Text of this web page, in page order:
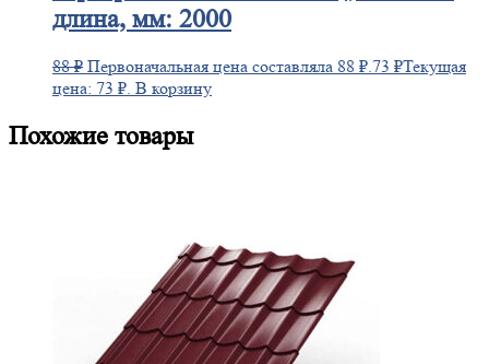
длина, мм: 2000
88₽ Первоначальная цена составляла 88 ₽.73 ₽Текущая
цена: 73 ₽. В корзину
Похожие товары